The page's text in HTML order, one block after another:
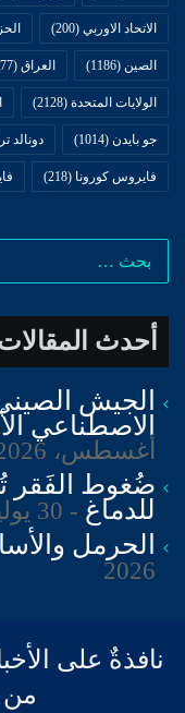
الاتحاد الاوربي (200)
الصين (1186) العراق (477)
الولايات المتحدة (2128)
جو بايدن (1014) دونالد
فايروس كورونا (218)
أحدث
الجيش
الاصطناعي
أغسطس، 2026
ضُغوط الفَقر
للدماغ
30 يوليو، 2026
الحرمل
2026
نافذةٌ على
من